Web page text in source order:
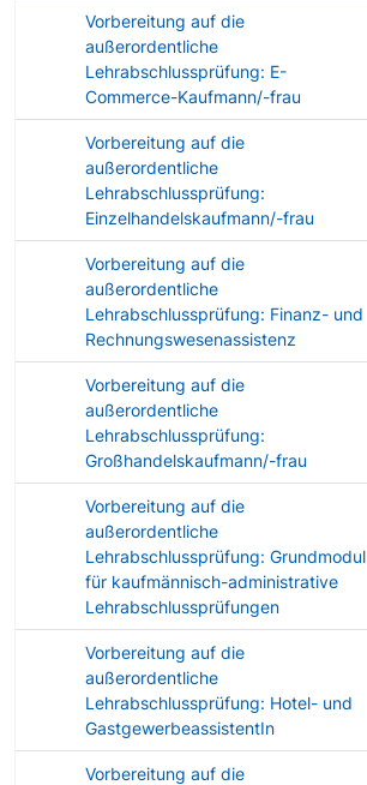
Vorbereitung auf die
außerordentliche
Lehrabschlussprüfung: E-
Commerce-Kaufmann/-frau
Vorbereitung auf die
außerordentliche
Lehrabschlussprüfung:
Einzelhandelskaufmann/-frau
Vorbereitung auf die
außerordentliche
Lehrabschlussprüfung: Finanz- und
Rechnungswesenassistenz
Vorbereitung auf die
außerordentliche
Lehrabschlussprüfung:
Großhandelskaufmann/-frau
Vorbereitung auf die
außerordentliche
Lehrabschlussprüfung: Grundmodul
für kaufmännisch-administrative
Lehrabschlussprüfungen
Vorbereitung auf die
außerordentliche
Lehrabschlussprüfung: Hotel- und
GastgewerbeassistentIn
Vorbereitung auf die